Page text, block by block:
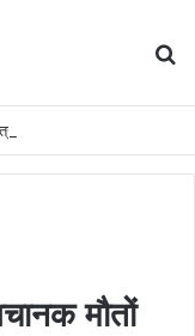
मौतों